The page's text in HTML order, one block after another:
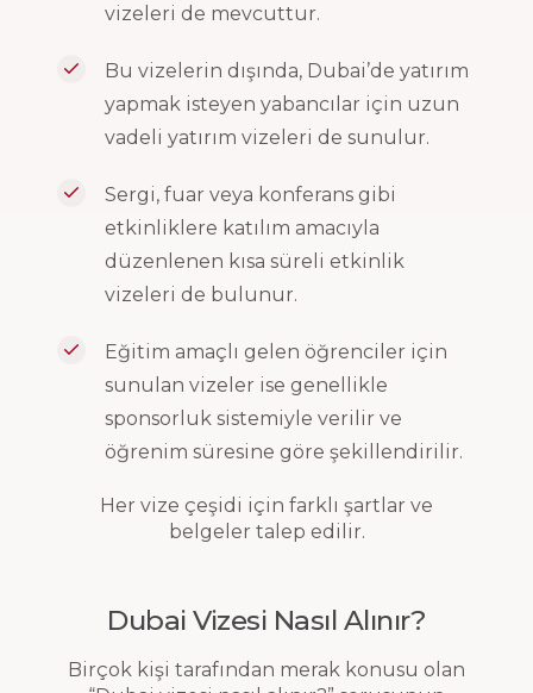
vizeleri de mevcuttur.
Bu vizelerin dışında, Dubai’de yatırım
yapmak isteyen yabancılar için uzun
vadeli yatırım vizeleri de sunulur.
Sergi, fuar veya konferans gibi
etkinliklere katılım amacıyla
düzenlenen kısa süreli etkinlik
vizeleri de bulunur.
Eğitim amaçlı gelen öğrenciler için
sunulan vizeler ise genellikle
sponsorluk sistemiyle verilir ve
öğrenim süresine göre şekillendirilir.
Her vize çeşidi için farklı şartlar ve
belgeler talep edilir.
Dubai Vizesi Nasıl Alınır?
Birçok kişi tarafından merak konusu olan